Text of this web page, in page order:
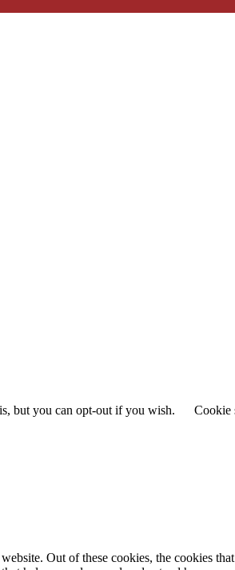
but you can opt-out if you wish.
Cookie
Out of these cookies, the cookies